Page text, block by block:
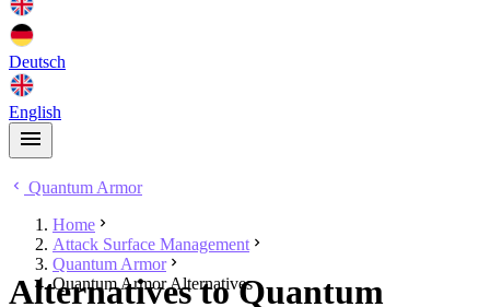
Deutsch
English
Quantum Armor
Home
Attack Surface Management
Quantum Armor
Quantum Armor Alternatives
Alternatives to Quantum